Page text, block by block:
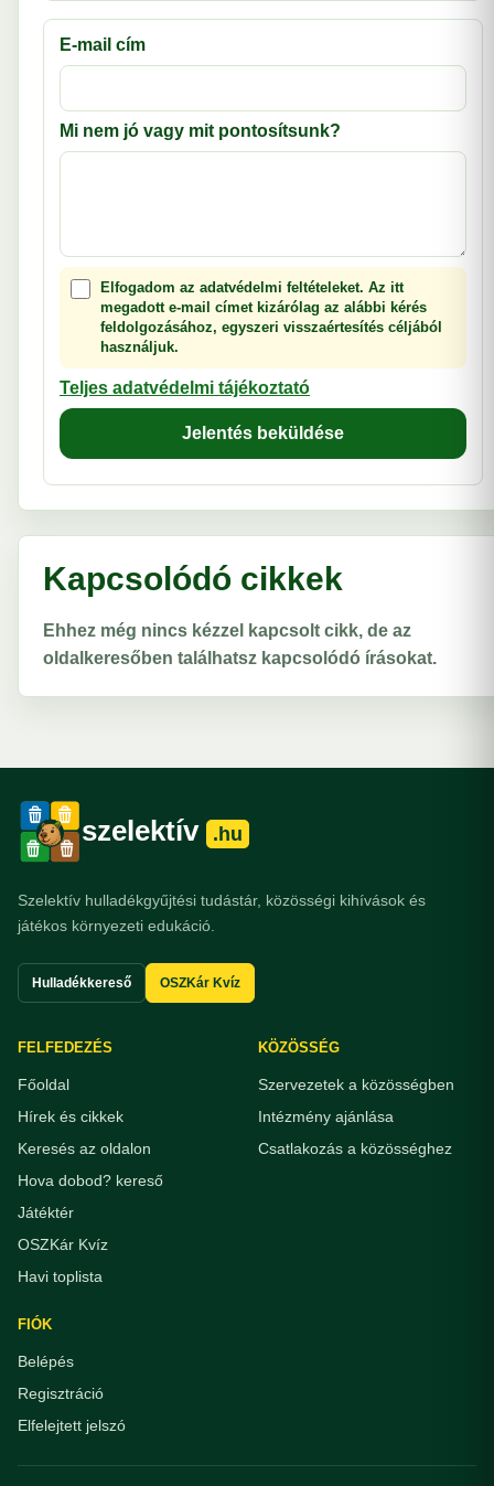
E-mail cím
Mi nem jó vagy mit pontosítsunk?
Elfogadom az adatvédelmi feltételeket. Az itt
megadott e-mail címet kizárólag az alábbi kérés
feldolgozásához, egyszeri visszaértesítés céljából
használjuk.
Teljes adatvédelmi tájékoztató
Jelentés beküldése
Kapcsolódó cikkek
Ehhez még nincs kézzel kapcsolt cikk, de az
oldalkeresőben találhatsz kapcsolódó írásokat.
szelektív .hu
Szelektív hulladékgyűjtési tudástár, közösségi kihívások és
játékos környezeti edukáció.
Hulladékkereső OSZKár Kvíz
FELFEDEZÉS
Főoldal
Hírek és cikkek
Keresés az oldalon
Hova dobod? kereső
Játéktér
OSZKár Kvíz
Havi toplista
KÖZÖSSÉG
Szervezetek a közösségben
Intézmény ajánlása
Csatlakozás a közösséghez
FIÓK
Belépés
Regisztráció
Elfelejtett jelszó